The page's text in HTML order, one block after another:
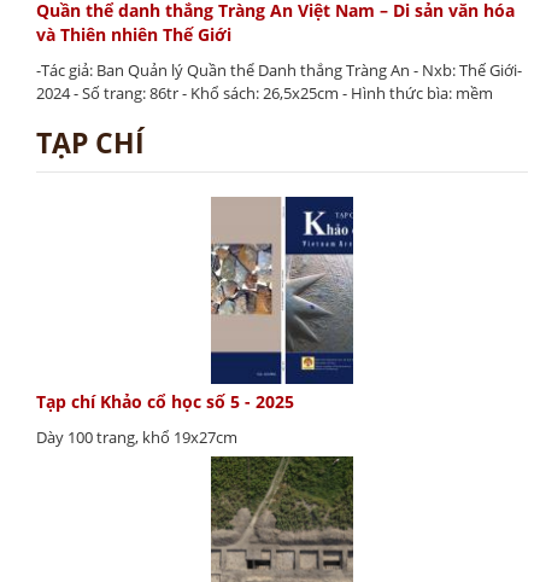
Quần thể danh thắng Tràng An Việt Nam – Di sản văn hóa
và Thiên nhiên Thế Giới
-Tác giả: Ban Quản lý Quần thể Danh thắng Tràng An - Nxb: Thế Giới-
2024 - Số trang: 86tr - Khổ sách: 26,5x25cm - Hình thức bìa: mềm
TẠP CHÍ
Tạp chí Khảo cổ học số 5 - 2025
Dày 100 trang, khổ 19x27cm